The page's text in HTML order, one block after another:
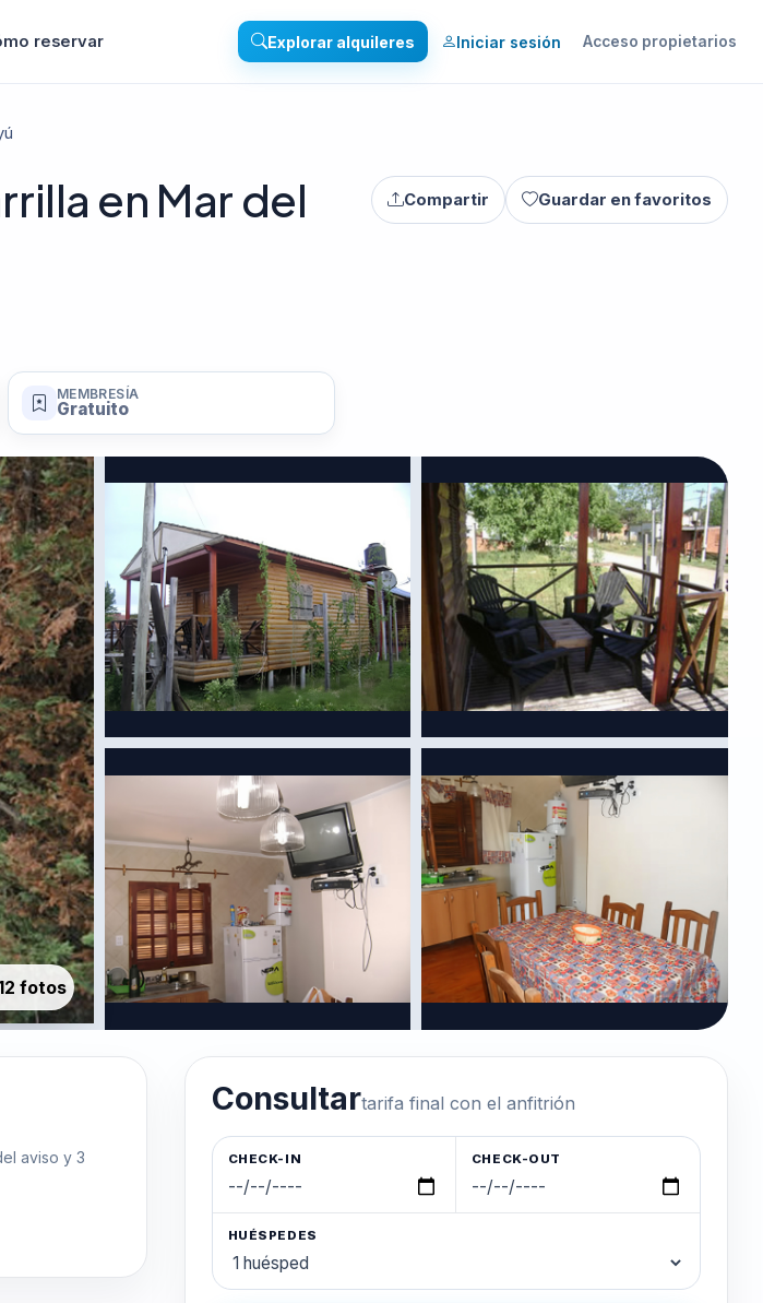
reservar Explorar alquileres Iniciar sesión Acceso propietarios
en Mar del
MEMBRESÍA
Gratuito
Compartir Guardar en favoritos
fotos
aviso y 3
Consultartarifa final con el anfitrión
CHECK-IN CHECK-OUT
HUÉSPEDES